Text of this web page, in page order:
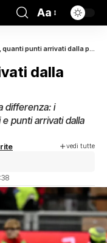
Aa
punti arrivati dalla panchina
dalla
differenza: i
punti arrivati dalla
vedi tutte